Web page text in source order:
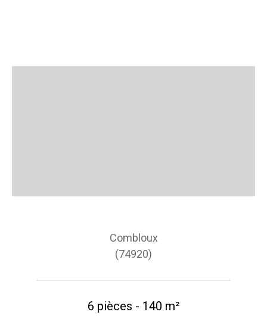
Combloux
(74920)
6 pièces - 140 m²